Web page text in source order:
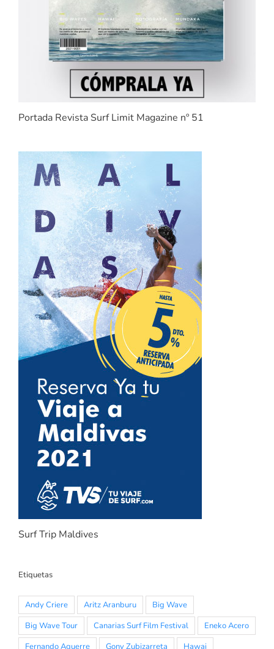
Portada Revista Surf Limit Magazine nº 51
Surf Trip Maldives
Etiquetas
Andy Criere Aritz Aranburu
Big Wave
Big Wave Tour
Canarias Surf Film Festival
Eneko Acero
Fernando Aguerre
Gony Zubizarreta
Hawai